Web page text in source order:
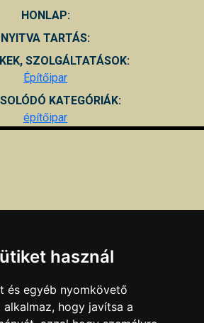
HONLAP:
NYITVA TARTÁS:
SZOLGÁLTATÁSOK:
Építőipar
KATEGÓRIÁK:
építőipar
használ
és egyéb nyomkövető
hogy javítsa a